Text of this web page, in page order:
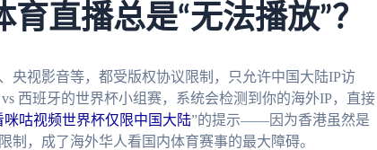
直播总是“无法播放”？
央视影音等，都受版权协议限制，只允许中国大陆IP访
西班牙的世界杯小组赛，系统会检测到你的海外IP，直接
咪咕视频世界杯仅限中国大陆”的提示——因为香港虽然是
制，成了海外华人看国内体育赛事的最大障碍。